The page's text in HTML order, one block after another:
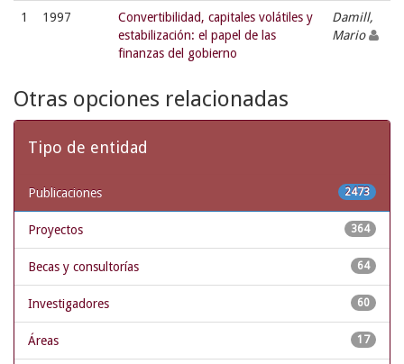
1 1997
Convertibilidad, capitales volátiles y
estabilización: el papel de las
finanzas del gobierno
Damill,
Mario
Otras opciones relacionadas
Tipo de entidad
2473
Publicaciones
364
Proyectos
64
Becas y consultorías
60
Investigadores
17
Áreas